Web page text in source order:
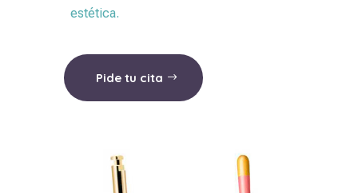
estética.
Pide tu cita